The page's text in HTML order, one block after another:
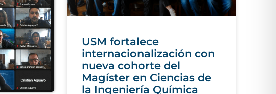
USM fortalece
internacionalización con
nueva cohorte del
Magíster en Ciencias de
la Ingeniería Química